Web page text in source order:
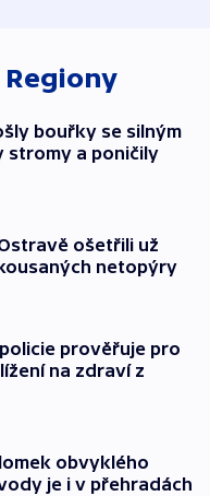
Regiony
bouřky se silným
stromy a poničily
ošetřili už
netopýry
prověřuje pro
na zdraví z
obvyklého
je i v přehradách